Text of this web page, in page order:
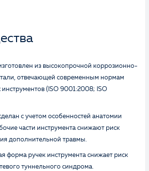
из высокопрочной коррозионно-
отвечающей современным нормам
инструментов (ISO 9001:2008; ISO
с учетом особенностей анатомии
части инструмента снижают риск
дополнительной травмы.
форма ручек инструмента снижает риск
туннельного синдрома.